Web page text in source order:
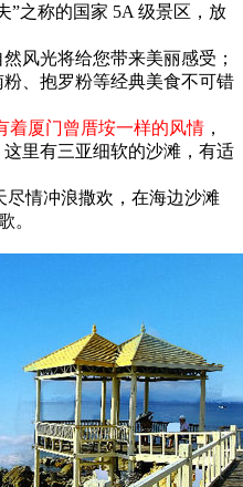
”之称的国家 5A 级景区，放
风光将给您带来美丽感受；
、抱罗粉等经典美食不可错
着厦门曾厝垵一样的风情 ，
里有三亚细软的沙滩，有适
尽情冲浪撒欢，在海边沙滩
。